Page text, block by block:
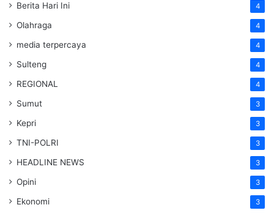
Berita Hari Ini 4
Olahraga 4
media terpercaya 4
Sulteng 4
REGIONAL 4
Sumut 3
Kepri 3
TNI-POLRI 3
HEADLINE NEWS 3
Opini 3
Ekonomi 3